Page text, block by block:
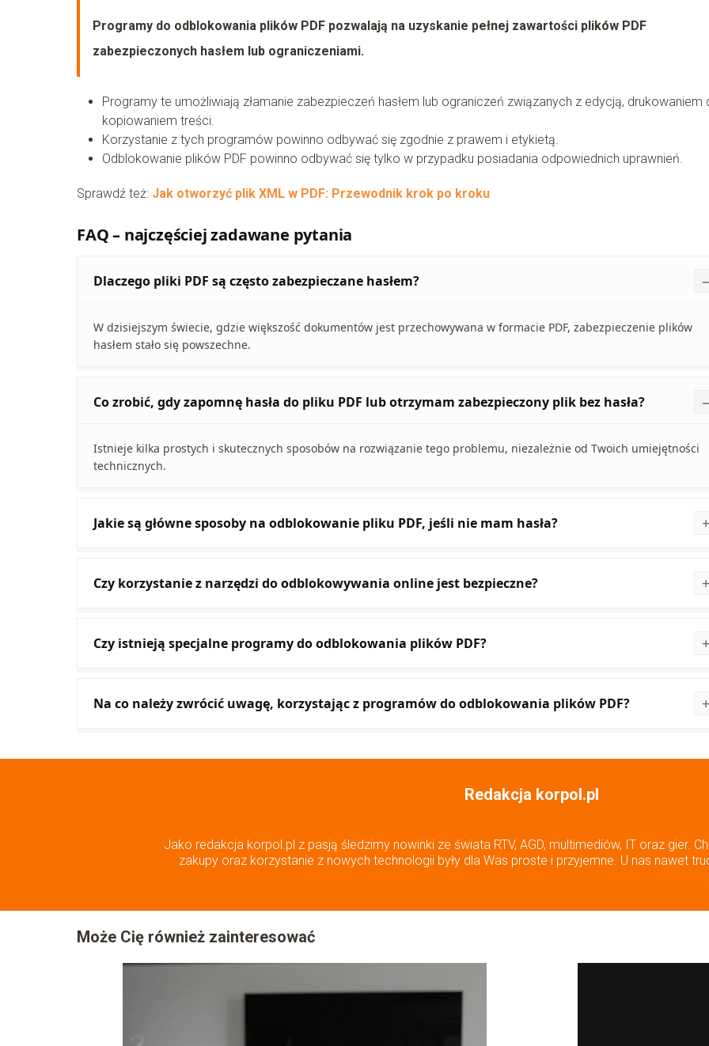
Programy do odblokowania plików PDF pozwalają na uzyskanie pełnej zawartości plików PDF
zabezpieczonych hasłem lub ograniczeniami.
Programy te umożliwiają złamanie zabezpieczeń hasłem lub ograniczeń związanych z edycją, drukowaniem
kopiowaniem treści.
Korzystanie z tych programów powinno odbywać się zgodnie z prawem i etykietą.
Odblokowanie plików PDF powinno odbywać się tylko w przypadku posiadania odpowiednich uprawnień.
Sprawdź też: Jak otworzyć plik XML w PDF: Przewodnik krok po kroku
FAQ – najczęściej zadawane pytania
Dlaczego pliki PDF są często zabezpieczane hasłem?
W dzisiejszym świecie, gdzie większość dokumentów jest przechowywana w formacie PDF, zabezpieczenie plików
hasłem stało się powszechne.
Co zrobić, gdy zapomnę hasła do pliku PDF lub otrzymam zabezpieczony plik bez hasła?
Istnieje kilka prostych i skutecznych sposobów na rozwiązanie tego problemu, niezależnie od Twoich umiejętności
technicznych.
Jakie są główne sposoby na odblokowanie pliku PDF, jeśli nie mam hasła?
Czy korzystanie z narzędzi do odblokowywania online jest bezpieczne?
Czy istnieją specjalne programy do odblokowania plików PDF?
Na co należy zwrócić uwagę, korzystając z programów do odblokowania plików PDF?
Redakcja korpol.pl
Jako redakcja korpol.pl z pasją śledzimy nowinki ze świata RTV, AGD, multimediów, IT oraz gier.
zakupy oraz korzystanie z nowych technologii były dla Was proste i przyjemne. U nas nawet
Może Cię również zainteresować